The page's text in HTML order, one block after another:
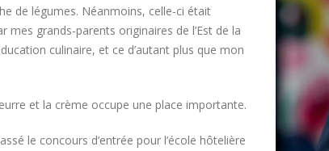
de légumes. Néanmoins, celle-ci était
grands-parents originaires de l’Est de la
culinaire, et ce d’autant plus que mon
et la crème occupe une place importante.
le concours d’entrée pour l’école hôtelière